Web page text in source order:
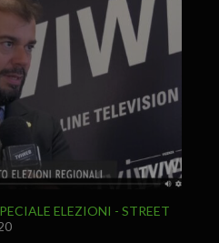
ELEZIONI
STREET